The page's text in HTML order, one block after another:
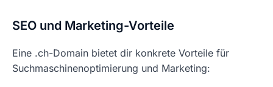
SEO und Marketing-Vorteile
Eine .ch-Domain bietet dir konkrete Vorteile für
Suchmaschinenoptimierung und Marketing: